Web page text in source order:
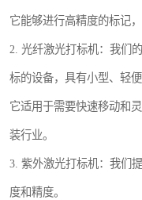
它能够进行高精度的标记
2. 光纤激光打标机：我们
标的设备，具有小型、轻
它适用于需要快速移动和
装行业。
3. 紫外激光打标机：我们
度和精度。